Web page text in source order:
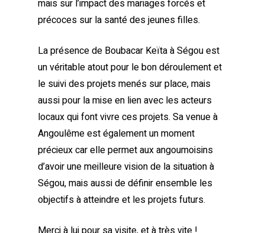
mais sur l’impact des mariages forcés et
précoces sur la santé des jeunes filles.
La présence de Boubacar Keïta à Ségou est
un véritable atout pour le bon déroulement et
le suivi des projets menés sur place, mais
aussi pour la mise en lien avec les acteurs
locaux qui font vivre ces projets. Sa venue à
Angoulême est également un moment
précieux car elle permet aux angoumoisins
d’avoir une meilleure vision de la situation à
Ségou, mais aussi de définir ensemble les
objectifs à atteindre et les projets futurs.